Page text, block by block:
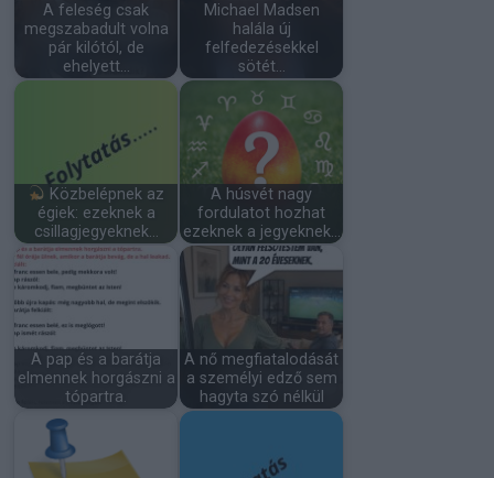
A feleség csak
megszabadult volna
pár kilótól, de
ehelyett…
Michael Madsen
halála új
felfedezésekkel
sötét…
Közbelépnek az
égiek: ezeknek a
csillagjegyeknek…
A húsvét nagy
fordulatot hozhat
ezeknek a jegyeknek…
A pap és a barátja
elmennek horgászni a
tópartra.
A nő megfiatalodását
a személyi edző sem
hagyta szó nélkül